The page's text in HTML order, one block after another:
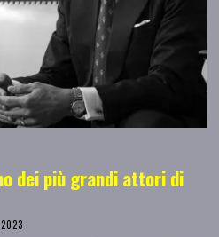
dei più grandi attori di